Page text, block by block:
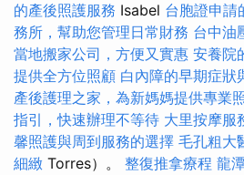
的產後照護服務 Isabel 台胞證申請
務所，幫助您管理日常財務 台中油
當地搬家公司，方便又實惠 安養院
提供全方位照顧 白內障的早期症狀
產後護理之家，為新媽媽提供專業
指引，快速辦理不等待 大里按摩服
馨照護與周到服務的選擇 毛孔粗大
細緻 Torres）。 整復推拿療程 龍